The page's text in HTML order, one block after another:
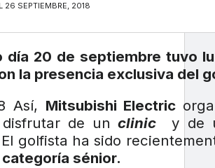
26 SEPTIEMBRE, 2018
día 20 de septiembre tuvo
la presencia exclusiva del
Así, Mitsubishi Electric
de un clinicy de
El golfista ha sido
sénior.